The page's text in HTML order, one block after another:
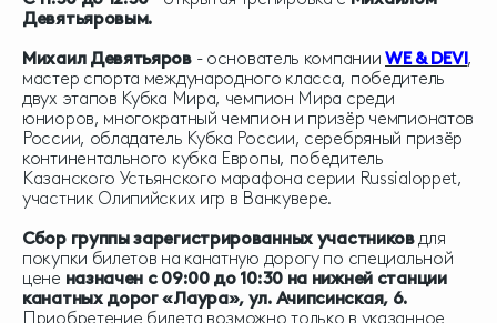
Девятьяровым.
Михаил Девятьяров- основатель компанииWE & DEVI,
мастер спорта международного класса, победитель
двух этапов Кубка Мира, чемпион Мира среди
юниоров, многократный чемпион и призёр чемпионатов
России, обладатель Кубка России, серебряный призёр
континентального кубка Европы, победитель
Казанского Устьянского марафона серии Russialoppet,
участник Олипийских игр в Ванкувере.
Сбор группы зарегистрированных участниковдля
покупки билетов на канатную дорогу по специальной
цене назначен с 09:00 до 10:30 на нижней станции
канатных дорог «Лаура», ул. Ачипсинская, 6.
Приобретение билета возможно только в указанное